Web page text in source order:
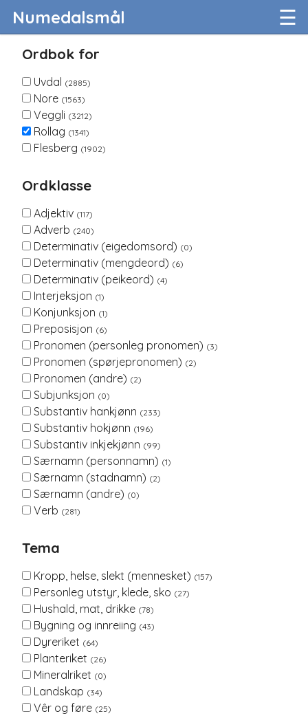
Numedalsmål ☰
Ordbok for
Uvdal (2885)
Nore (1563)
Veggli (3212)
Rollag (1341)
Flesberg (1902)
Ordklasse
Adjektiv (117)
Adverb (240)
Determinativ (eigedomsord) (0)
Determinativ (mengdeord) (6)
Determinativ (peikeord) (4)
Interjeksjon (1)
Konjunksjon (1)
Preposisjon (6)
Pronomen (personleg pronomen) (3)
Pronomen (spørjepronomen) (2)
Pronomen (andre) (2)
Subjunksjon (0)
Substantiv hankjønn (233)
Substantiv hokjønn (196)
Substantiv inkjekjønn (99)
Særnamn (personnamn) (1)
Særnamn (stadnamn) (2)
Særnamn (andre) (0)
Verb (281)
Tema
Kropp, helse, slekt (mennesket) (157)
Personleg utstyr, klede, sko (27)
Hushald, mat, drikke (78)
Bygning og innreiing (43)
Dyreriket (64)
Planteriket (26)
Mineralriket (0)
Landskap (34)
Vêr og føre (25)